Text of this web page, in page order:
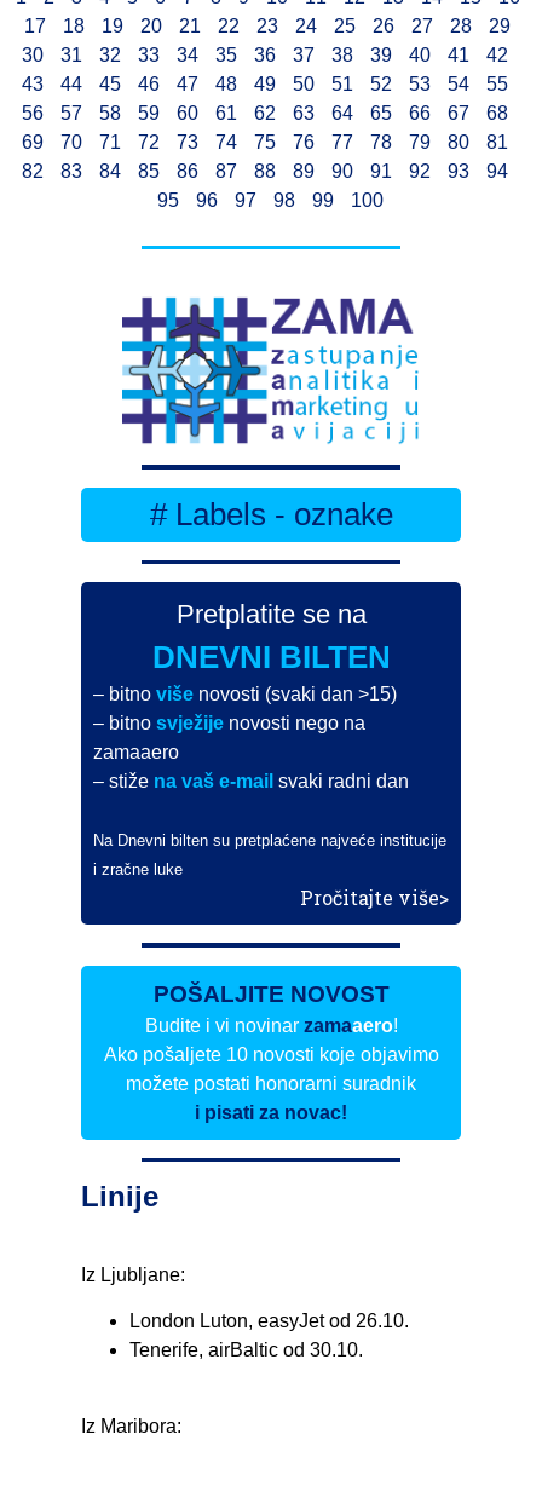
17
18 19 20 21 22 23 24 25 26 27 28
29
30
31 32 33 34 35 36 37 38 39 40 41
42
43
44 45 46 47 48 49 50 51 52 53 54
55
56
57 58 59 60 61 62 63 64 65 66 67
68
69
70 71 72 73 74 75 76 77 78 79 80
81
82
83 84 85 86 87 88 89 90 91 92 93
94
95
96 97 98 99 100
# Labels - oznake
Pretplatite se na
DNEVNI BILTEN
– bitnoviše novosti (svaki dan >15)
– bitnosvježije novosti nego na
zamaaero
– stiže na vaš e-mail svaki radni dan
Na Dnevni bilten su pretplaćene najveće institucije
i zračne luke
Pročitajte više>
POŠALJITE NOVOST
Budite i vi novinar zamaaero!
Ako pošaljete 10 novosti koje objavimo
možete postati honorarni suradnik
i pisati za novac!
Linije
Iz Ljubljane:
London Luton, easyJet od 26.10.
Tenerife, airBaltic od 30.10.
Iz Maribora: